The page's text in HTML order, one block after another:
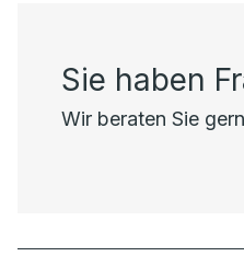
Sie haben
Wir beraten Sie